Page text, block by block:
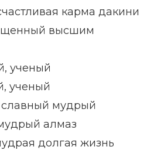
карма дакини
высшим
ученый
ученый
мудрый
алмаз
долгая жизнь